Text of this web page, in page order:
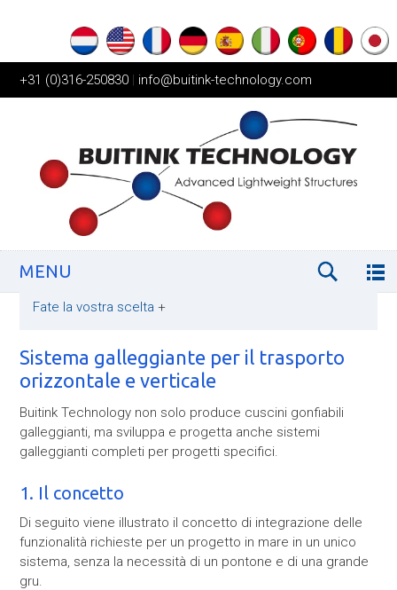
+31 (0)316-250830 | info@buitink-technology.com
MENU
Fate la vostra scelta +
Sistema galleggiante per il trasporto
orizzontale e verticale
Buitink Technology non solo produce cuscini gonfiabili
galleggianti, ma sviluppa e progetta anche sistemi
galleggianti completi per progetti specifici.
1. Il concetto
Di seguito viene illustrato il concetto di integrazione delle
funzionalità richieste per un progetto in mare in un unico
sistema, senza la necessità di un pontone e di una grande
gru.